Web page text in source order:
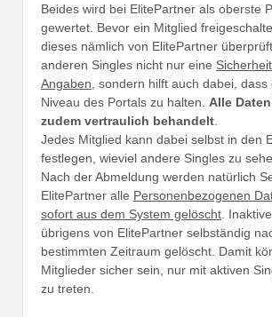
Beides wird bei ElitePartner als oberste
gewertet. Bevor ein Mitglied
dieses nämlich von ElitePartner
anderen Singles nicht nur eine
Angaben , sondern hilft auch dabei,
Niveau des Portals zu halten. Alle
zudem vertraulich behandelt
Jedes Mitglied kann dabei selbst in den
festlegen, wieviel andere Singles zu
Nach der Abmeldung werden natürlich
ElitePartner alle Personenbezogenen
sofort aus dem System gelöscht .
übrigens von ElitePartner selbständig
bestimmten Zeitraum gelöscht. Damit
Mitglieder sicher sein, nur mit aktiven
zu treten.